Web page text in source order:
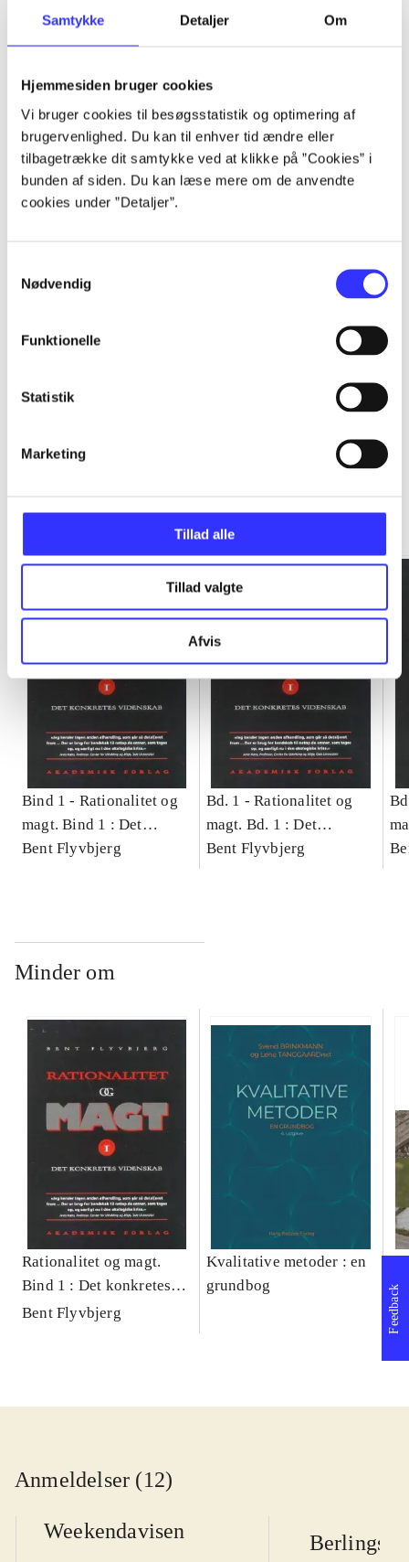
Samtykke Detaljer Om
Hjemmesiden bruger cookies
Vi bruger cookies til besøgsstatistik og optimering af
brugervenlighed. Du kan til enhver tid ændre eller
tilbagetrække dit samtykke ved at klikke på ”Cookies” i
bunden af siden. Du kan læse mere om de anvendte
cookies under ”Detaljer”.
Nødvendig
Funktionelle
Statistik
Marketing
Tillad alle
Tillad valgte
Afvis
Artikler
...
...
...
...
Gå til serien
Bind 1 - Rationalitet og
magt. Bind 1 : Det
konkretes videnskab
Bent Flyvbjerg
Bd. 1 -Rationalitet og
magt. Bd. 1 : Det
konkretes videnskab
Bent Flyvbjerg
Minder om
Rationalitet og magt.
Bind 1 : Det konkretes
videnskab
Bent Flyvbjerg
Kvalitative metoder : en
grundbog
Anmeldelser (12)
Weekendavisen
Feedback